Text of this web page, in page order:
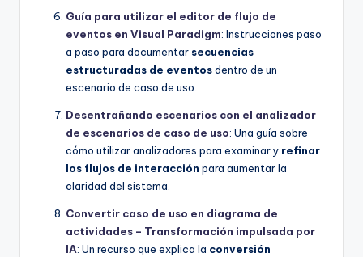
Guía para utilizar el editor de flujo de
eventos en Visual Paradigm: Instrucciones paso
a paso para documentar secuencias
estructuradas de eventosdentro de un
escenario de caso de uso.
Desentrañando escenarios con el analizador
de escenarios de caso de uso: Una guía sobre
cómo utilizar analizadores para examinar y refinar
los flujos de interacción para aumentar la
claridad del sistema.
Convertir caso de uso en diagrama de
actividades – Transformación impulsada por
IA: Un recurso que explica la conversión